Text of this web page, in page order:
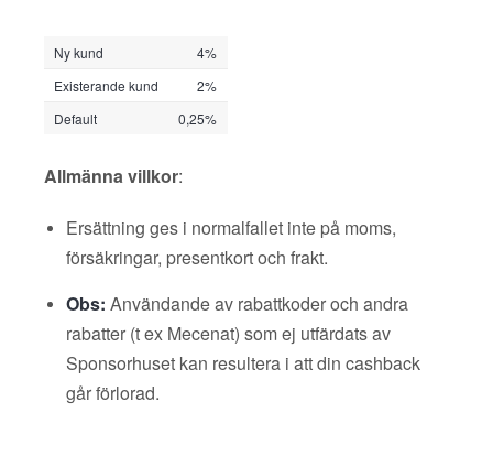
Ny kund
4%
Existerande kund
2%
Default
0,25%
Allmänna villkor:
Ersättning ges i normalfallet inte på moms,
försäkringar, presentkort och frakt.
Obs: Användande av rabattkoder och andra
rabatter (t ex Mecenat) som ej utfärdats av
Sponsorhuset kan resultera i att din cashback
går förlorad.